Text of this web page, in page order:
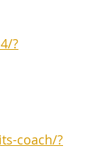
?
coach/?